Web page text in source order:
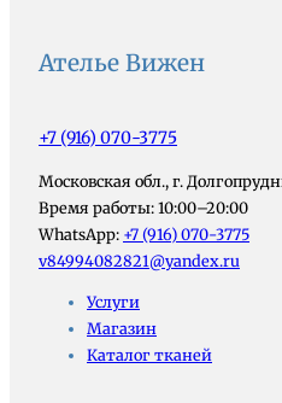
Ателье Вижен
+7 (916) 070-3775
Московская обл., г.
Время работы: 10:00–20:00
WhatsApp: +7 (916) 070-3775
v84994082821@yandex.ru
Услуги
Магазин
Каталог тканей